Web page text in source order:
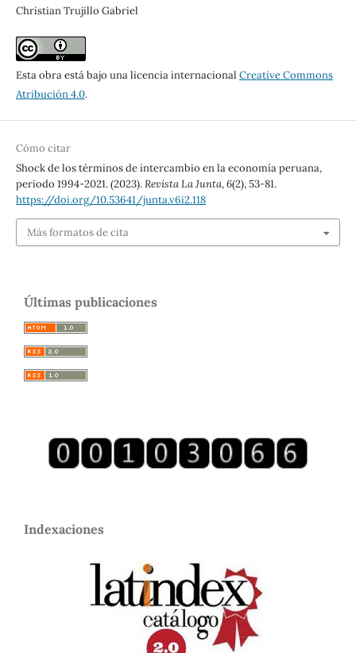
Christian Trujillo Gabriel
Esta obra está bajo una licencia internacional Creative Commons
Atribución 4.0.
Cómo citar
Shock de los términos de intercambio en la economía peruana,
periodo 1994-2021. (2023).Revista La Junta,6(2), 53-81.
https://doi.org/10.53641/junta.v6i2.118
Más formatos de cita
Últimas publicaciones
Indexaciones